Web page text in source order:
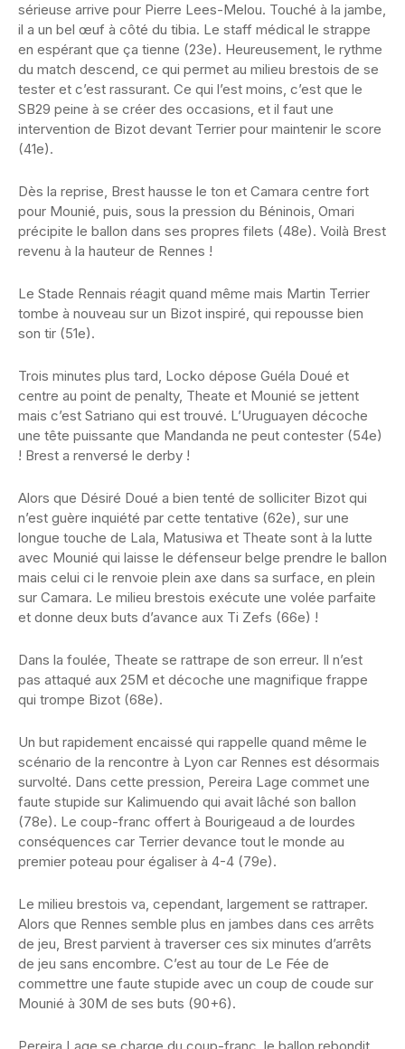
sérieuse arrive pour Pierre Lees-Melou. Touché à la jambe,
il a un bel œuf à côté du tibia. Le staff médical le strappe
en espérant que ça tienne (23e). Heureusement, le rythme
du match descend, ce qui permet au milieu brestois de se
tester et c’est rassurant. Ce qui l’est moins, c’est que le
SB29 peine à se créer des occasions, et il faut une
intervention de Bizot devant Terrier pour maintenir le score
(41e).
Dès la reprise, Brest hausse le ton et Camara centre fort
pour Mounié, puis, sous la pression du Béninois, Omari
précipite le ballon dans ses propres filets (48e). Voilà Brest
revenu à la hauteur de Rennes !
Le Stade Rennais réagit quand même mais Martin Terrier
tombe à nouveau sur un Bizot inspiré, qui repousse bien
son tir (51e).
Trois minutes plus tard, Locko dépose Guéla Doué et
centre au point de penalty, Theate et Mounié se jettent
mais c’est Satriano qui est trouvé. L’Uruguayen décoche
une tête puissante que Mandanda ne peut contester (54e)
! Brest a renversé le derby !
Alors que Désiré Doué a bien tenté de solliciter Bizot qui
n’est guère inquiété par cette tentative (62e), sur une
longue touche de Lala, Matusiwa et Theate sont à la lutte
avec Mounié qui laisse le défenseur belge prendre le ballon
mais celui ci le renvoie plein axe dans sa surface, en plein
sur Camara. Le milieu brestois exécute une volée parfaite
et donne deux buts d’avance aux Ti Zefs (66e) !
Dans la foulée, Theate se rattrape de son erreur. Il n’est
pas attaqué aux 25M et décoche une magnifique frappe
qui trompe Bizot (68e).
Un but rapidement encaissé qui rappelle quand même le
scénario de la rencontre à Lyon car Rennes est désormais
survolté. Dans cette pression, Pereira Lage commet une
faute stupide sur Kalimuendo qui avait lâché son ballon
(78e). Le coup-franc offert à Bourigeaud a de lourdes
conséquences car Terrier devance tout le monde au
premier poteau pour égaliser à 4-4 (79e).
Le milieu brestois va, cependant, largement se rattraper.
Alors que Rennes semble plus en jambes dans ces arrêts
de jeu, Brest parvient à traverser ces six minutes d’arrêts
de jeu sans encombre. C’est au tour de Le Fée de
commettre une faute stupide avec un coup de coude sur
Mounié à 30M de ses buts (90+6).